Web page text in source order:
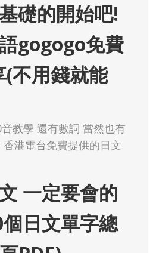
礎的開始吧!
gogogo免費
(不用錢就能
當然也有
一定要會的
日文單字總